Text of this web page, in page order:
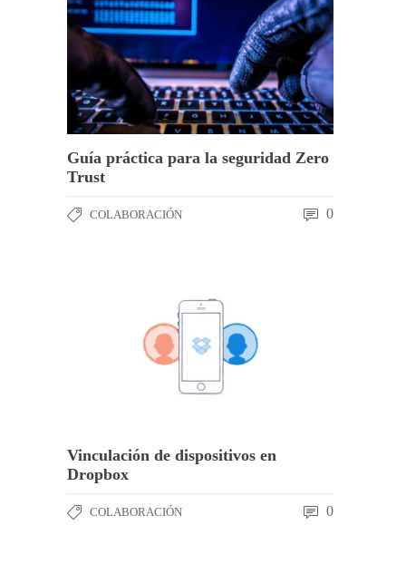
Guía práctica para la seguridad Zero
Trust
COLABORACIÓN 0
Vinculación de dispositivos en
Dropbox
COLABORACIÓN 0